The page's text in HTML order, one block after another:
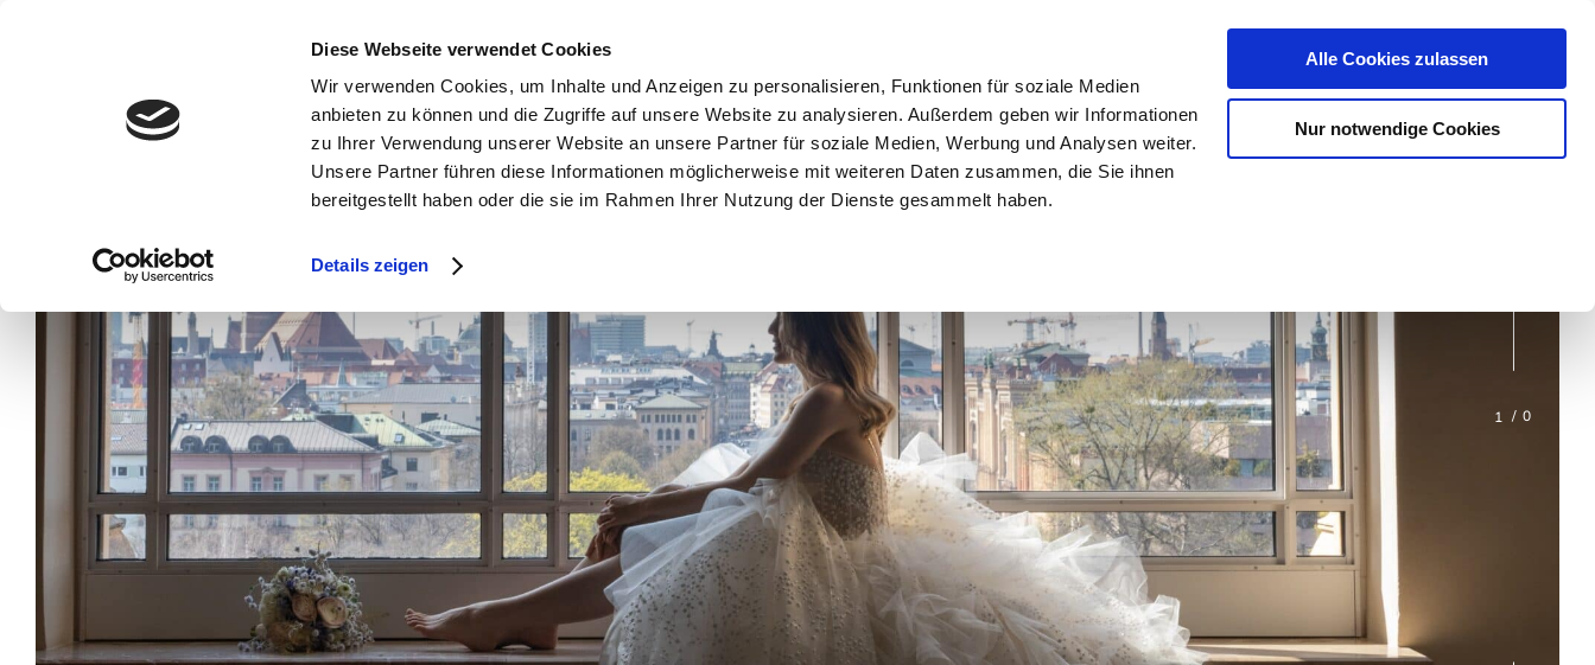
Diese Webseite verwendet Cookies
Wir verwenden Cookies, um Inhalte und Anzeigen zu personalisieren, Funktionen für soziale Medien
anbieten zu können und die Zugriffe auf unsere Website zu analysieren. Außerdem geben wir Informationen
zu Ihrer Verwendung unserer Website an unsere Partner für soziale Medien, Werbung und Analysen weiter.
Unsere Partner führen diese Informationen möglicherweise mit weiteren Daten zusammen, die Sie ihnen
bereitgestellt haben oder die sie im Rahmen Ihrer Nutzung der Dienste gesammelt haben.
Details zeigen
Alle Cookies zulassen
Nur notwendige Cookies
1